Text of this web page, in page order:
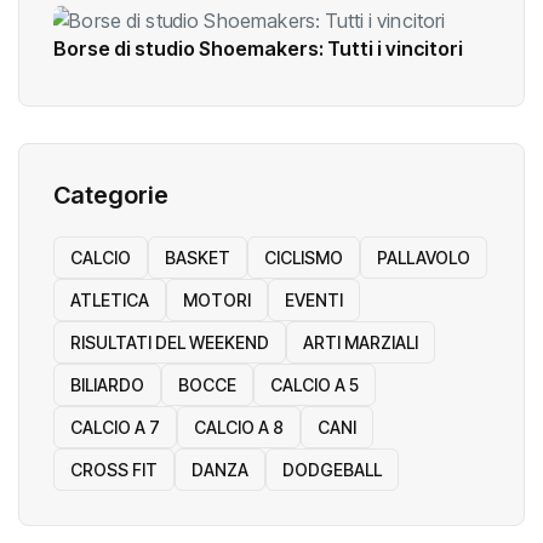
Borse di studio Shoemakers: Tutti i vincitori
Categorie
CALCIO BASKET CICLISMO PALLAVOLO
ATLETICA MOTORI EVENTI
RISULTATI DEL WEEKEND ARTI MARZIALI
BILIARDO BOCCE CALCIO A 5
CALCIO A 7 CALCIO A 8 CANI
CROSS FIT DANZA DODGEBALL